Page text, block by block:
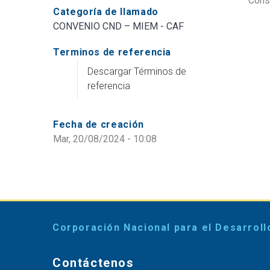
Categoría de llamado
CONVENIO CND – MIEM - CAF
Terminos de referencia
Descargar Términos de
referencia
Fecha de creación
Mar, 20/08/2024 - 10:08
Corporación Nacional para el
Contáctenos